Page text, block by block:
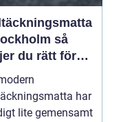
så
du rätt för
och kontor
har
lite gemensamt